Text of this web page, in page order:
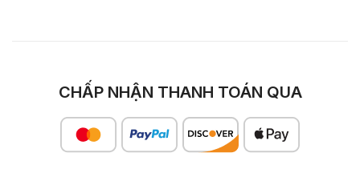
CHẤP NHẬN THANH TOÁN QUA